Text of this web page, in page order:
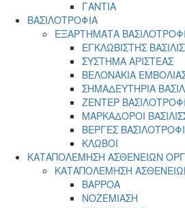
ΓΑΝΤΙΑ
ΒΑΣΙΛΟΤΡΟΦΙΑ
ΕΞΑΡΤΗΜΑΤΑ
ΕΓΚΛΩΒΙΣΤΗΣ
ΣΥΣΤΗΜΑ ΑΡΙΣΤΕΑΣ
ΒΕΛΟΝΑΚΙΑ
ΣΗΜΑΔΕΥΤΗΡΙΑ
ΖΕΝΤΕΡ
ΜΑΡΚΑΔΟΡΟΙ
ΒΕΡΓΕΣ
ΚΛΩΒΟΙ
ΚΑΤΑΠΟΛΕΜΗΣΗ ΑΣΘΕΝΕΙΩΝ
ΚΑΤΑΠΟΛΕΜΗΣΗ
ΒΑΡΡΟΑ
ΝΟΖΕΜΙΑΣΗ